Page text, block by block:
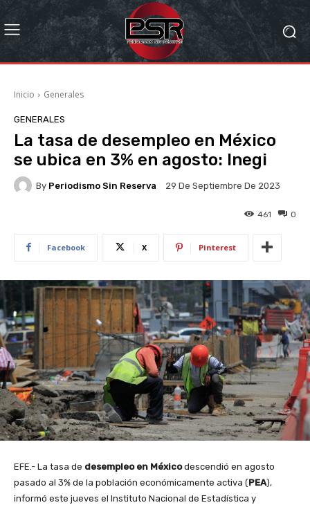
Inicio Generales
GENERALES
La tasa de desempleo en México
se ubica en 3% en agosto: Inegi
By Periodismo Sin Reserva 29 De Septiembre De 2023
0
461
Facebook X Pinterest
EFE.- La tasa de desempleo en Méxicodescendió en agosto
pasado al 3% de la población económicamente activa (PEA),
informó este jueves el Instituto Nacional de Estadística y